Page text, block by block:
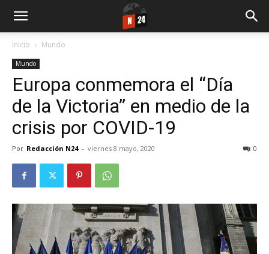
Inicio Mundo
Mundo
Europa conmemora el “Día
de la Victoria” en medio de la
crisis por COVID-19
Por Redacción N24 - viernes 8 mayo, 2020 0